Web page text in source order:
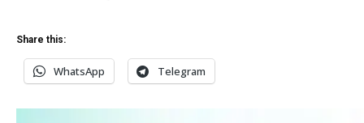
Share this:
WhatsApp Telegram